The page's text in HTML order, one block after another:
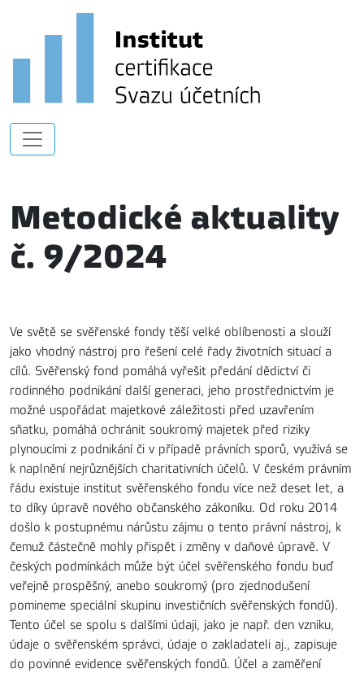
Metodické aktuality
č. 9/2024
Ve světě se svěřenské fondy těší velké oblíbenosti a slouží
jako vhodný nástroj pro řešení celé řady životních situací a
cílů. Svěřenský fond pomáhá vyřešit předání dědictví či
rodinného podnikání další generaci, jeho prostřednictvím je
možné uspořádat majetkové záležitosti před uzavřením
sňatku, pomáhá ochránit soukromý majetek před riziky
plynoucími z podnikání či v případě právních sporů, využívá se
k naplnění nejrůznějších charitativních účelů. V českém právním
řádu existuje institut svěřenského fondu více než deset let, a
to díky úpravě nového občanského zákoníku. Od roku 2014
došlo k postupnému nárůstu zájmu o tento právní nástroj, k
čemuž částečně mohly přispět i změny v daňové úpravě. V
českých podmínkách může být účel svěřenského fondu buď
veřejně prospěšný, anebo soukromý (pro zjednodušení
pomineme speciální skupinu investičních svěřenských fondů).
Tento účel se spolu s dalšími údaji, jako je např. den vzniku,
údaje o svěřenském správci, údaje o zakladateli aj., zapisuje
do povinné evidence svěřenských fondů. Účel a zaměření